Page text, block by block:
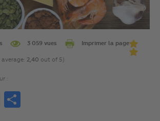
3 059 vues Imprimer la page
2,40 out of 5)
:
Email